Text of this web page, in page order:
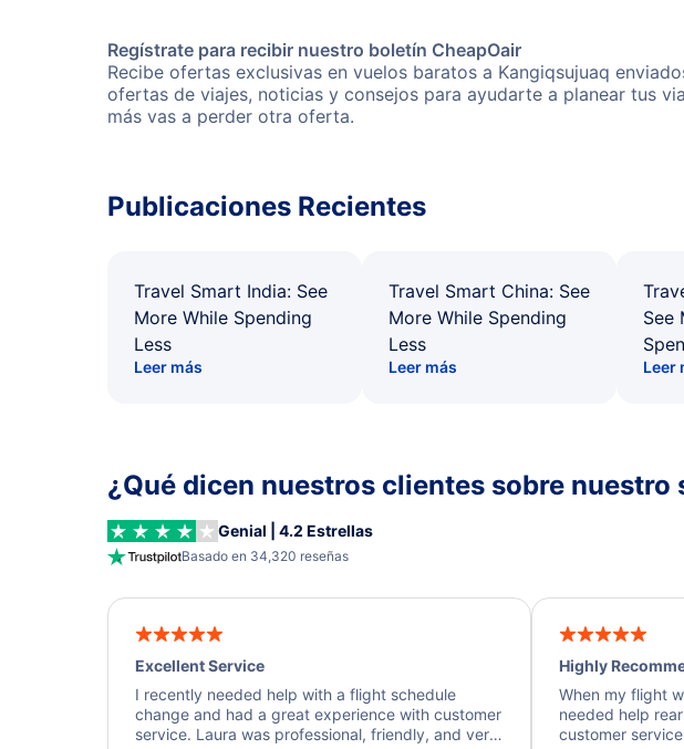
Regístrate para recibir nuestro boletín CheapOair
Recibe ofertas exclusivas en vuelos baratos a Kangiqsujuaq
ofertas de viajes, noticias y consejos para ayudarte a planear tus
más vas a perder otra oferta.
Publicaciones Recientes
Travel Smart India: See
More While Spending
Less
Leer más
Travel Smart China: See
More While Spending
Less
Leer más
See
Leer
¿Qué dicen nuestros clientes sobre nuestro
Genial | 4.2 Estrellas
Basado en 34,320 reseñas
Excellent Service
I recently needed help with a flight schedule
change and had a great experience with customer
service. Laura was professional, friendly, and very
Highly
When my flight
needed help
customer